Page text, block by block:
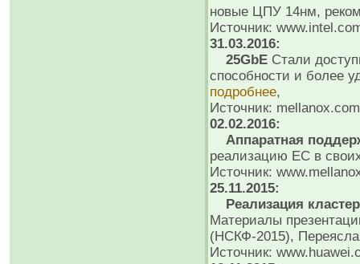
новые ЦПУ 14нм,
Источник:
31.03.2016:
25GbE Стали
способности и более
подробнее,
Источник:
02.02.2016:
Аппаратная
реализацию EC в
Источник:
25.11.2015:
Реализация
Материалы
(НСКФ-2015),
Источник: